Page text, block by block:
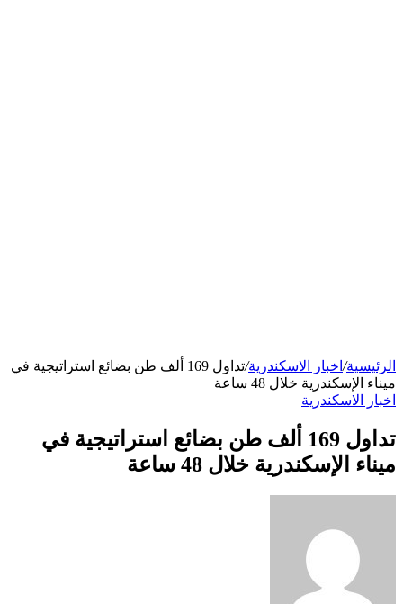
الرئيسية/ اخبار الاسكندرية/
تداول 169 ألف طن بضائع استراتيجية في
ميناء الإسكندرية خلال 48 ساعة
اخبار الاسكندرية
تداول 169 ألف طن بضائع استراتيجية في
ميناء الإسكندرية خلال 48 ساعة